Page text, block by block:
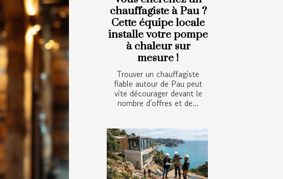
chauffagiste à Pau ?
Cette équipe locale
installe votre pompe
à chaleur sur
mesure !
Trouver un chauffagiste
fiable autour de Pau peut
vite décourager devant le
nombre d'offres et de...